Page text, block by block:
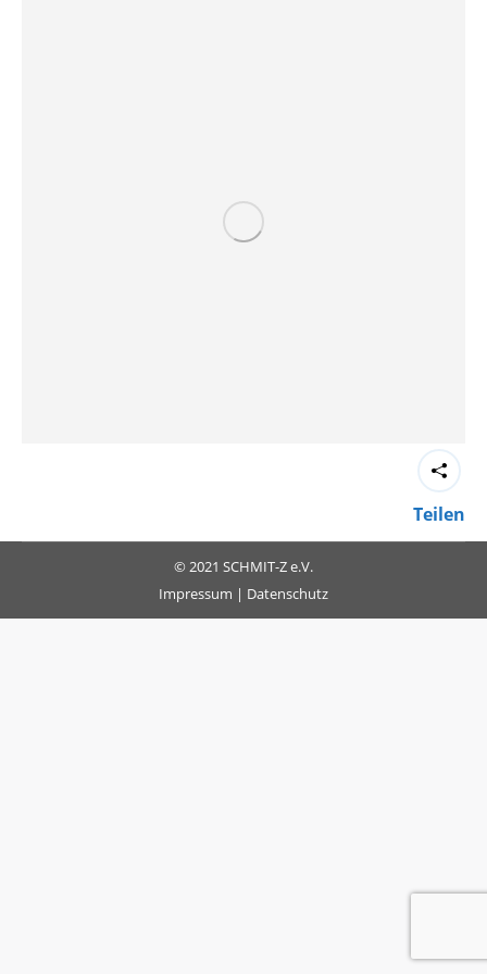
Teilen
© 2021 SCHMIT-Z e.V.
Impressum | Datenschutz